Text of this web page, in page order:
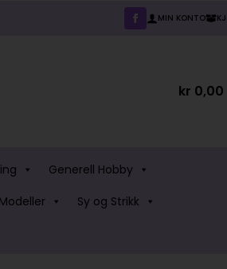
MIN KONTO
kr 0,00
Generell Hobby
Sy og Strikk